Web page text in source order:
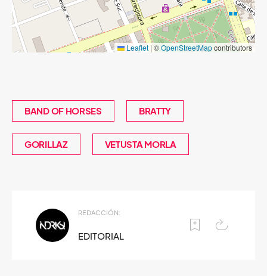
Leaflet | ©OpenStreetMapcontributors
BAND OF HORSES BRATTY
GORILLAZ VETUSTA MORLA
REDACCIÓN:
EDITORIAL